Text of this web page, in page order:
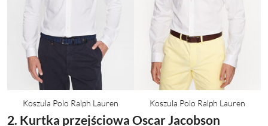
Koszula Polo Ralph Lauren Koszula Polo Ralph Lauren
2. Kurtka przejściowa Oscar Jacobson